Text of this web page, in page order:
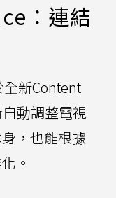
：連結
新Content
動調整電視
，也能根據
。